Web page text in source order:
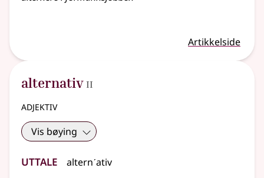
Artikkelside
alternativ 2
II
adjektiv
Vis bøying
Uttale alternˊativ